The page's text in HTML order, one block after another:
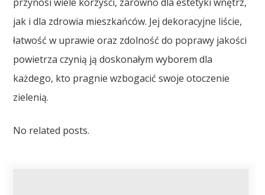
jak i dla zdrowia mieszkańców. Jej dekoracyjne liście,
łatwość w uprawie oraz zdolność do poprawy jakości
powietrza czynią ją doskonałym wyborem dla
każdego, kto pragnie wzbogacić swoje otoczenie
zielenią.
No related posts.